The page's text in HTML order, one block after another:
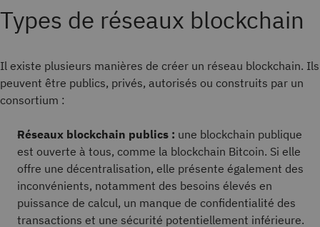
Types de réseaux blockchain
Il existe plusieurs manières de créer un réseau blockchain. Ils
peuvent être publics, privés, autorisés ou construits par un
consortium :
Réseaux blockchain publics : une blockchain publique
est ouverte à tous, comme la blockchain Bitcoin. Si elle
offre une décentralisation, elle présente également des
inconvénients, notamment des besoins élevés en
puissance de calcul, un manque de confidentialité des
transactions et une sécurité potentiellement inférieure.